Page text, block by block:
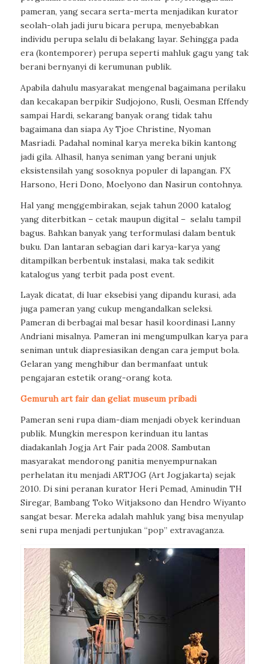
pameran, yang secara serta-merta menjadikan kurator
seolah-olah jadi juru bicara perupa, menyebabkan
individu perupa selalu di belakang layar. Sehingga pada
era (kontemporer) perupa seperti mahluk gagu yang tak
berani bernyanyi di kerumunan publik.
Apabila dahulu masyarakat mengenal bagaimana perilaku
dan kecakapan berpikir Sudjojono, Rusli, Oesman Effendy
sampai Hardi, sekarang banyak orang tidak tahu
bagaimana dan siapa Ay Tjoe Christine, Nyoman
Masriadi. Padahal nominal karya mereka bikin kantong
jadi gila. Alhasil, hanya seniman yang berani unjuk
eksistensilah yang sosoknya populer di lapangan. FX
Harsono, Heri Dono, Moelyono dan Nasirun contohnya.
Hal yang menggembirakan, sejak tahun 2000 katalog
yang diterbitkan – cetak maupun digital – selalu tampil
bagus. Bahkan banyak yang terformulasi dalam bentuk
buku. Dan lantaran sebagian dari karya-karya yang
ditampilkan berbentuk instalasi, maka tak sedikit
katalogus yang terbit pada post event.
Layak dicatat, di luar eksebisi yang dipandu kurasi, ada
juga pameran yang cukup mengandalkan seleksi.
Pameran di berbagai mal besar hasil koordinasi Lanny
Andriani misalnya. Pameran ini mengumpulkan karya para
seniman untuk diapresiasikan dengan cara jemput bola.
Gelaran yang menghibur dan bermanfaat untuk
pengajaran estetik orang-orang kota.
Gemuruh art fair dan geliat museum pribadi
Pameran seni rupa diam-diam menjadi obyek kerinduan
publik. Mungkin merespon kerinduan itu lantas
diadakanlah Jogja Art Fair pada 2008. Sambutan
masyarakat mendorong panitia menyempurnakan
perhelatan itu menjadi ARTJOG (Art Jogjakarta) sejak
2010. Di sini peranan kurator Heri Pemad, Aminudin TH
Siregar, Bambang Toko Witjaksono dan Hendro Wiyanto
sangat besar. Mereka adalah mahluk yang bisa menyulap
seni rupa menjadi pertunjukan “pop” extravaganza.